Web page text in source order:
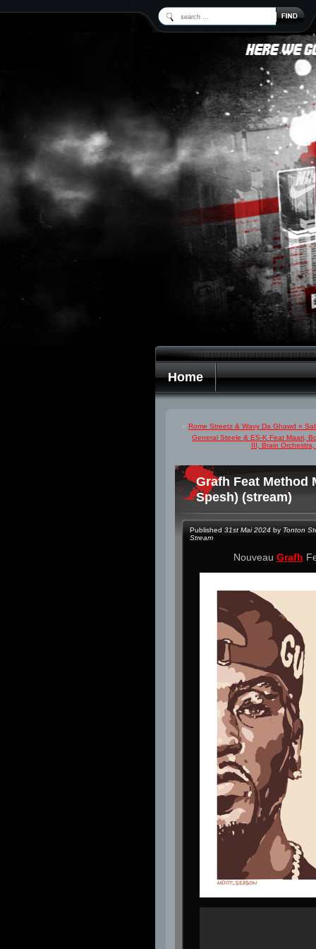
Home
« Rome Streetz & Wavy Da Ghawd «
General Steele & ES-K Feat Maari,
III, Brain
Grafh Feat Method
Spesh) (stream)
Published 31st Mai 2024 by Tonton
Stream
Nouveau Grafh